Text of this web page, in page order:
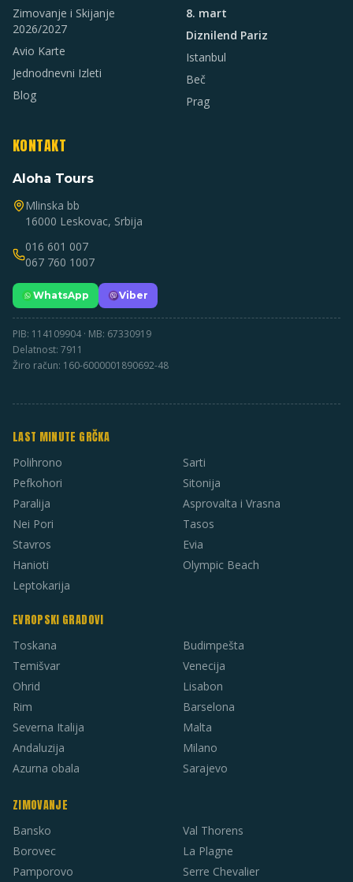
Zimovanje i Skijanje
2026/2027
Avio Karte
Jednodnevni Izleti
Blog
8. mart
Diznilend Pariz
Istanbul
Beč
Prag
KONTAKT
Aloha Tours
Mlinska bb
16000 Leskovac, Srbija
016 601 007
067 760 1007
WhatsApp Viber
PIB: 114109904 · MB: 67330919
Delatnost: 7911
Žiro račun: 160-6000001890692-48
LAST MINUTE GRČKA
Polihrono
Pefkohori
Paralija
Nei Pori
Stavros
Hanioti
Leptokarija
Sarti
Sitonija
Asprovalta i Vrasna
Tasos
Evia
Olympic Beach
EVROPSKI GRADOVI
Toskana
Temišvar
Ohrid
Rim
Severna Italija
Andaluzija
Azurna obala
Budimpešta
Venecija
Lisabon
Barselona
Malta
Milano
Sarajevo
ZIMOVANJE
Bansko
Borovec
Pamporovo
Val Thorens
La Plagne
Serre Chevalier